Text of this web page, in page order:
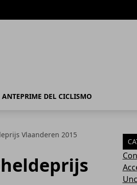
ANTEPRIME DEL CICLISMO
Vlaanderen 2015